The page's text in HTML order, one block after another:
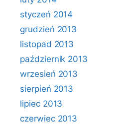
styczeń 2014
grudzień 2013
listopad 2013
październik 2013
wrzesień 2013
sierpień 2013
lipiec 2013
czerwiec 2013